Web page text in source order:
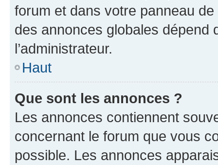
forum et dans votre panneau
des annonces globales dépend
l’administrateur.
Haut
Que sont les annonces ?
Les annonces contiennent
concernant le forum que vous
possible. Les annonces